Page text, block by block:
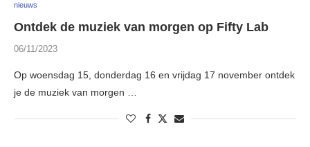
nieuws
Ontdek de muziek van morgen op Fifty Lab
06/11/2023
Op woensdag 15, donderdag 16 en vrijdag 17 november ontdek
je de muziek van morgen …